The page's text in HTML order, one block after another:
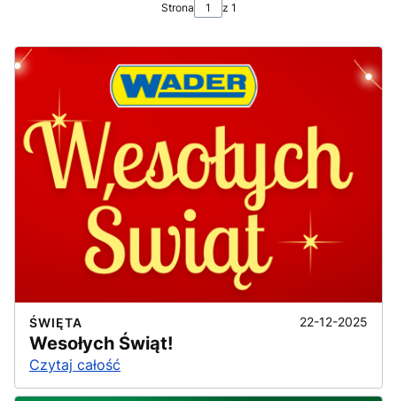
Strona z 1
ŚWIĘTA 22-12-2025
Wesołych Świąt!
Czytaj całość